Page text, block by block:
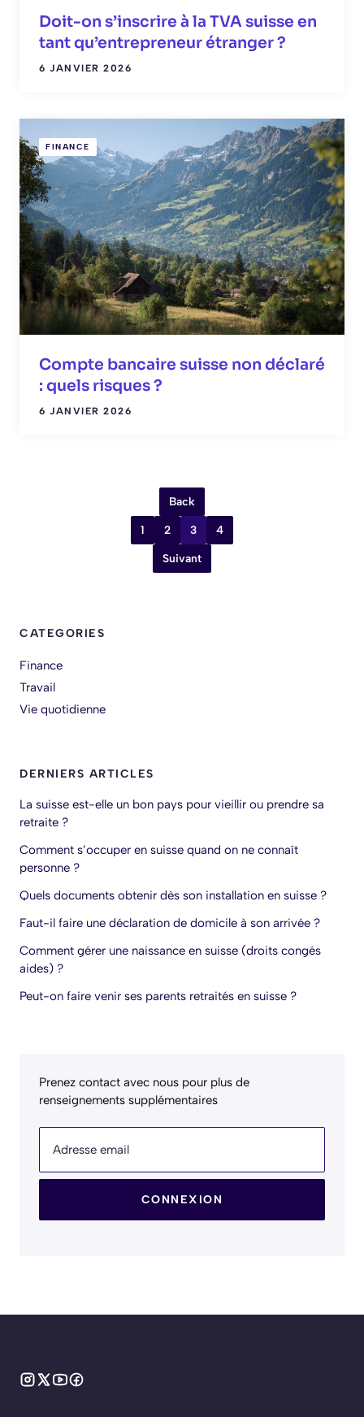
Doit-on s’inscrire à la TVA suisse en
tant qu’entrepreneur étranger ?
6 JANVIER 2026
FINANCE
Compte bancaire suisse non déclaré
: quels risques ?
6 JANVIER 2026
Back
1 2 3 4
Suivant
CATEGORIES
Finance
Travail
Vie quotidienne
DERNIERS ARTICLES
La suisse est-elle un bon pays pour vieillir ou prendre sa
retraite ?
Comment s’occuper en suisse quand on ne connaît
personne ?
Quels documents obtenir dès son installation en suisse ?
Faut-il faire une déclaration de domicile à son arrivée ?
Comment gérer une naissance en suisse (droits congés
aides) ?
Peut-on faire venir ses parents retraités en suisse ?
Prenez contact avec nous pour plus de
renseignements supplémentaires
Adresse email
CONNEXION